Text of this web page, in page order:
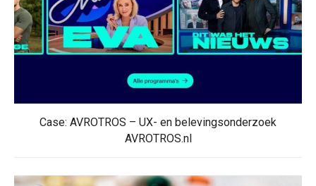
Case: AVROTROS – UX- en belevingsonderzoek
AVROTROS.nl